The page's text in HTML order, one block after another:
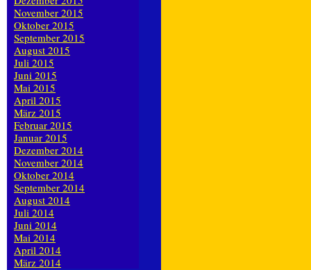
November 2015
Oktober 2015
September 2015
August 2015
Juli 2015
Juni 2015
Mai 2015
April 2015
März 2015
Februar 2015
Januar 2015
Dezember 2014
November 2014
Oktober 2014
September 2014
August 2014
Juli 2014
Juni 2014
Mai 2014
April 2014
März 2014